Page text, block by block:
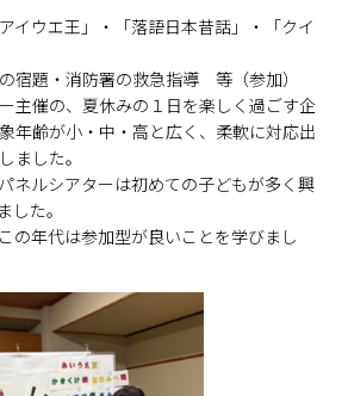
イウエ王」・「落語日本昔話」・「クイ
宿題・消防署の救急指導 等（参加）
主催の、夏休みの１日を楽しく過ごす企
年齢が小・中・高と広く、柔軟に対応出
ました。
ネルシアターは初めての子どもが多く興
した。
の年代は参加型が良いことを学びまし